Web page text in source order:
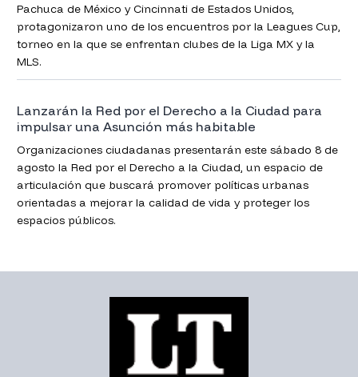
Pachuca de México y Cincinnati de Estados Unidos,
protagonizaron uno de los encuentros por la Leagues Cup,
torneo en la que se enfrentan clubes de la Liga MX y la
MLS.
Lanzarán la Red por el Derecho a la Ciudad para
impulsar una Asunción más habitable
Organizaciones ciudadanas presentarán este sábado 8 de
agosto la Red por el Derecho a la Ciudad, un espacio de
articulación que buscará promover políticas urbanas
orientadas a mejorar la calidad de vida y proteger los
espacios públicos.